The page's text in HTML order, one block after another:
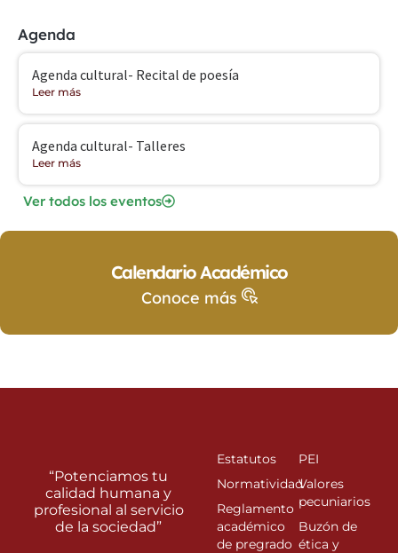
Agenda
Agenda cultural- Recital de poesía
Leer más
Agenda cultural- Talleres
Leer más
Ver todos los eventos
Calendario Académico
Conoce más
“Potenciamos tu
calidad humana y
profesional al servicio
de la sociedad”
Estatutos
Normatividad
Reglamento
académico
de pregrado
PEI
Valores
pecuniarios
Buzón de
ética y